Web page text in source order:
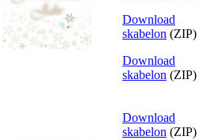
Download
skabelon (ZIP)
Download
skabelon (ZIP)
Download
skabelon (ZIP)